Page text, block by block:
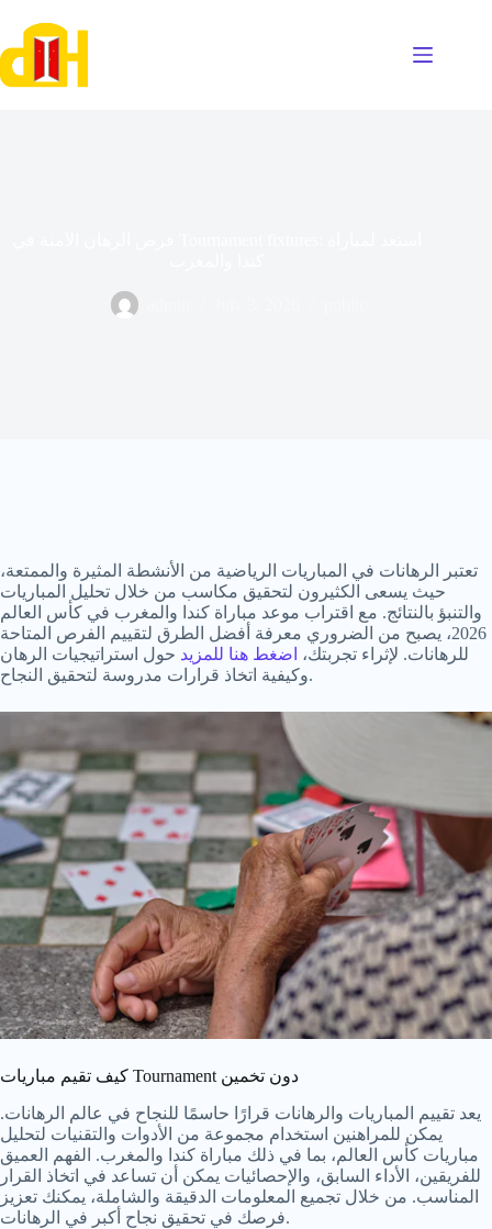
content
تعتبر الرهانات في المباريات الرياضية من الأنشطة المثيرة والممتعة،
حيث يسعى الكثيرون لتحقيق مكاسب من خلال تحليل المباريات
والتنبؤ بالنتائج. مع اقتراب موعد مباراة كندا والمغرب في كأس العالم
2026، يصبح من الضروري معرفة أفضل الطرق لتقييم الفرص المتاحة
للرهانات. لإثراء تجربتك، اضغط هنا للمزيد حول استراتيجيات الرهان
وكيفية اتخاذ قرارات مدروسة لتحقيق النجاح.
كيف تقيم مباريات Tournament دون تخمين
يعد تقييم المباريات والرهانات قرارًا حاسمًا للنجاح في عالم الرهانات.
يمكن للمراهنين استخدام مجموعة من الأدوات والتقنيات لتحليل
مباريات كأس العالم، بما في ذلك مباراة كندا والمغرب. الفهم العميق
للفريقين، الأداء السابق، والإحصائيات يمكن أن تساعد في اتخاذ القرار
المناسب. من خلال تجميع المعلومات الدقيقة والشاملة، يمكنك تعزيز
فرصك في تحقيق نجاح أكبر في الرهانات.